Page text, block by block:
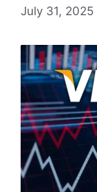
July 31, 2025